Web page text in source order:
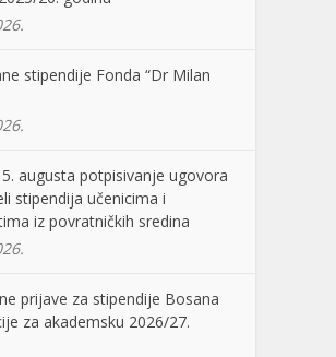
stipendije Fonda “Dr Milan
augusta potpisivanje ugovora
stipendija učenicima i
iz povratničkih sredina
prijave za stipendije Bosana
za akademsku 2026/27.